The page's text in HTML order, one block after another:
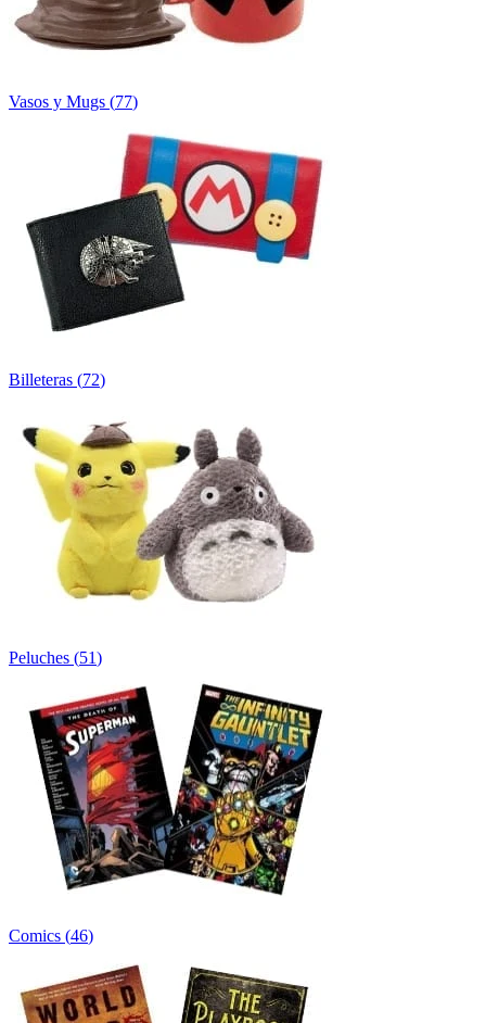
Vasos y Mugs (77)
Billeteras (72)
Peluches (51)
Comics (46)